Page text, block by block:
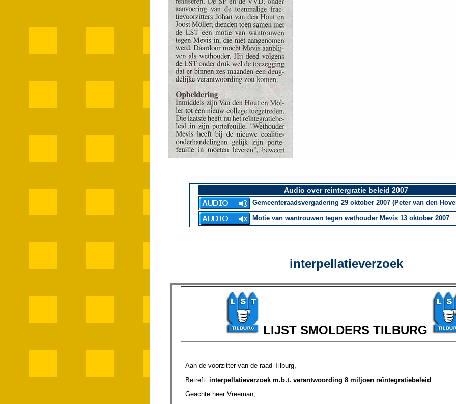
Audio over reintergratie beleid 2007
Gemeenteraadsvergadering 29 oktober 2007 (Peter van den
Motie van wantrouwen tegen wethouder Mevis 13 oktober 2007
interpellatieverzoek
LIJST SMOLDERS TILBURG
Aan de voorzitter van de raad Tilburg,
Betreft: interpellatieverzoek m.b.t. verantwoording 8 miljoen reïntegratiebeleid
Geachte heer Vreeman,